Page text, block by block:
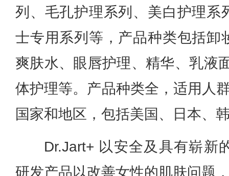
列、毛孔护理系列、美白护理系
士专用系列等，产品种类包括卸
爽肤水、眼唇护理、精华、乳液
体护理等。产品种类全，适用人
国家和地区，包括美国、日本、
Dr.Jart+ 以安全及具有崭新
研发产品以改善女性的肌肤问题